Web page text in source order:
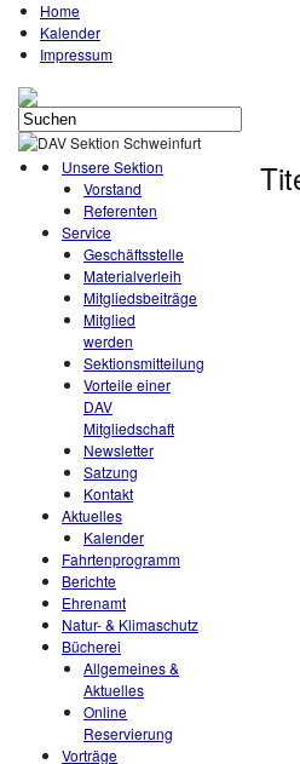
Home
Kalender
Impressum
Unsere Sektion
Vorstand
Referenten
Service
Geschäftsstelle
Materialverleih
Mitgliedsbeiträge
Mitglied
werden
Sektionsmitteilung
Vorteile einer
DAV
Mitgliedschaft
Newsletter
Satzung
Kontakt
Aktuelles
Kalender
Fahrtenprogramm
Berichte
Ehrenamt
Natur- & Klimaschutz
Bücherei
Allgemeines &
Aktuelles
Online
Reservierung
Vorträge